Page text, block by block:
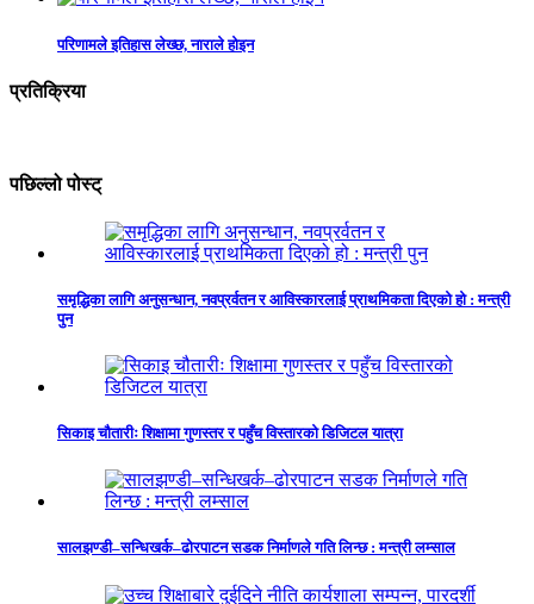
परिणामले इतिहास लेख्छ, नाराले होइन
प्रतिक्रिया
पछिल्लो पोस्ट्
समृद्धिका लागि अनुसन्धान, नवप्रर्वतन र आविस्कारलाई प्राथमिकता दिएको हो : मन्त्री
पुन
सिकाइ चौतारीः शिक्षामा गुणस्तर र पहुँच विस्तारको डिजिटल यात्रा
सालझण्डी–सन्धिखर्क–ढोरपाटन सडक निर्माणले गति लिन्छ : मन्त्री लम्साल